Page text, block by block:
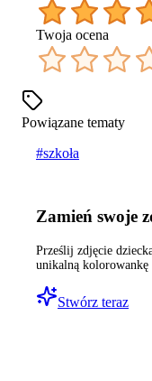
Twoja ocena
Powiązane tematy
#szkoła
Zamień swoje
Prześlij zdjęcie
unikalną
Stwórz teraz